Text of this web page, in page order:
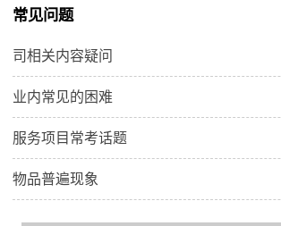
常见问题
司相关内容疑问
业内常见的困难
服务项目常考话题
物品普遍现象